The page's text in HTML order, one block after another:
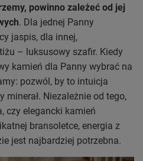
powinno zależeć od jej
. Dla jednej Panny
jaspis, dla innej,
– luksusowy szafir. Kiedy
kamień dla Panny wybrać na
pozwól, by to intuicja
minerał. Niezależnie od tego,
czy elegancki kamień
bransoletce, energia z
jest najbardziej potrzebna.